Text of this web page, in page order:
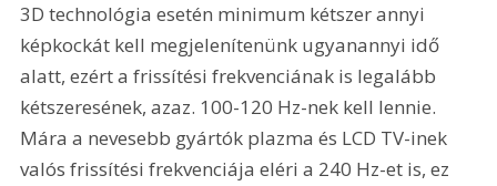
3D technológia esetén minimum kétszer annyi
képkockát kell megjelenítenünk ugyanannyi idő
alatt, ezért a frissítési frekvenciának is legalább
kétszeresének, azaz. 100-120 Hz-nek kell lennie.
Mára a nevesebb gyártók plazma és LCD TV-inek
valós frissítési frekvenciája eléri a 240 Hz-et is, ez